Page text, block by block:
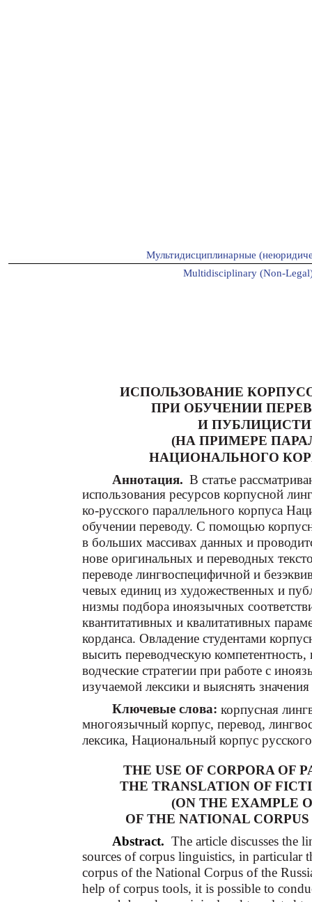
Мультидисциплинарные
Multidisciplinary (Non-
ИСПОЛЬЗОВАНИЕ
ПРИ ОБУЧЕНИИ
И
(НА ПРИМЕРЕ
НАЦИОНАЛЬНОГО
Аннотация. В статье
использования ресурсов корпусной
ко-русского параллельного корпуса
обучении переводу. С помощью
в больших массивах данных и
нове оригинальных и переводных
переводе лингвоспецифичной и
чевых единиц из художественных и
низмы подбора иноязычных
квантитативных и квалитативных
корданса. Овладение студентами
высить переводческую
водческие стратегии при работе с
изучаемой лексики и выяснять
Ключевые слова: корпусная
многоязычный корпус, перевод,
лексика, Национальный корпус
THE USE OF CORPORA OF
THE TRANSLATION OF
(ON THE EXAMPLE
OF THE NATIONAL
Abstract. The article discusses the
sources of corpus linguistics, in particular
corpus of the National Corpus of the
help of corpus tools, it is possible to